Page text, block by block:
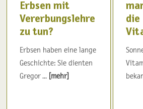
Erbsen mit
Vererbungslehre
zu tun?
Erbsen haben eine lange
Geschichte: Sie dienten
Gregor ... [mehr]
die